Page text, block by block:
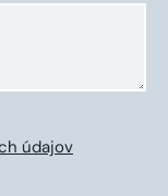
údajov